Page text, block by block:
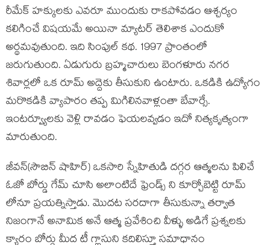
రీమేక్ హక్కులకు ఎవరూ ముందుకు రాకపోవడం ఆశ్చర్యం
కలిగించే విషయమే అయినా మ్యాటర్ తెలిశాక ఎందుకో
అర్థమవుతుంది. ఇది సింపుల్ కథ. 1997 ప్రాంతంలో
జరుగుతుంది. ఏడుగురు బ్రహ్మచారులు బెంగళూరు నగర
శివార్లలో ఒక రూమ్ అద్దెకు తీసుకుని ఉంటారు. ఒకడికి ఉద్యోగం
మరొకడికి వ్యాపారం తప్ప మిగిలినవాళ్లంతా బేవార్సే.
ఇంటర్వ్యూలకు వెళ్లి రావడం ఫెయలవ్వడం ఇదో నిత్యకృత్యంగా
మారుతుంది.
జీవన్(సౌబిన్ షాహిర్) ఒకసారి స్నేహితుడి దగ్గర ఆత్మలను పిలిచే
ఓజో బోర్డు గేమ్ చూసి అలాంటిదే ఫ్రెండ్స్ ని కూర్చోబెట్టి రూమ్
లోనూ ప్రయత్నిస్తాడు. మొదట సరదాగా తీసుకున్నా తర్వాత
నిజంగానే అనామిక అనే ఆత్మ ప్రవేశించి వీళ్ళు అడిగే ప్రశ్నలకు
క్యారం బోర్డు మీద టీ గ్లాసుని కదిలిస్తూ సమాధానం